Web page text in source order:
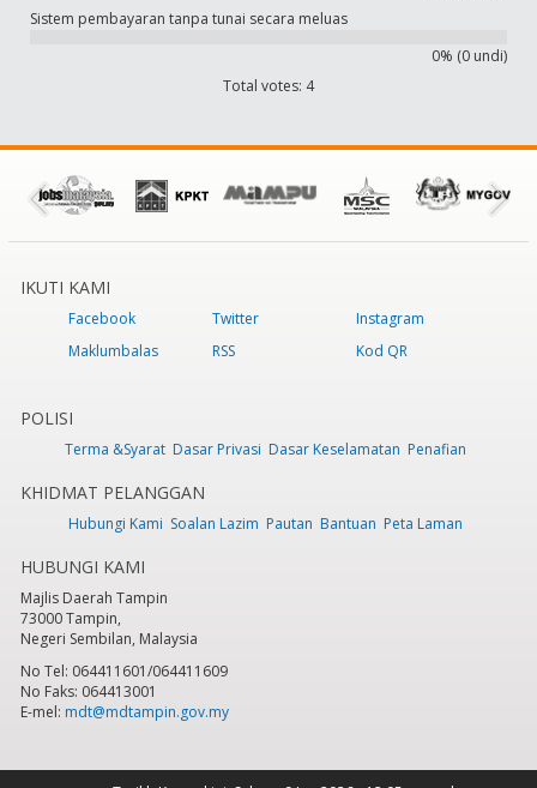
Sistem pembayaran tanpa tunai secara meluas
0% (0 undi)
Total votes: 4
IKUTI KAMI
Facebook Twitter
Instagram
Maklumbalas
RSS Kod QR
POLISI
Terma &Syarat Dasar Privasi Dasar Keselamatan Penafian
KHIDMAT PELANGGAN
Hubungi Kami Soalan Lazim Pautan Bantuan Peta Laman
HUBUNGI KAMI
Majlis Daerah Tampin
73000 Tampin,
Negeri Sembilan, Malaysia
No Tel: 064411601/064411609
No Faks: 064413001
E-mel: mdt@mdtampin.gov.my